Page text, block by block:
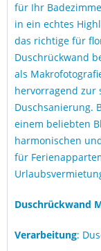
für Ihr
in ein echtes
das richtige für
Duschrückwand
als
hervorragend zur
Duschsanierung.
einem beliebten
harmonischen
für
Duschrückwand
Verarbeitung: